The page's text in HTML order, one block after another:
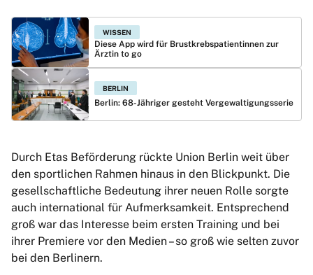
WISSEN
Diese App wird für Brustkrebspatientinnen zur
Ärztin to go
BERLIN
Berlin: 68-Jähriger gesteht Vergewaltigungsserie
Durch Etas Beförderung rückte Union Berlin weit über
den sportlichen Rahmen hinaus in den Blickpunkt. Die
gesellschaftliche Bedeutung ihrer neuen Rolle sorgte
auch international für Aufmerksamkeit. Entsprechend
groß war das Interesse beim ersten Training und bei
ihrer Premiere vor den Medien – so groß wie selten zuvor
bei den Berlinern.